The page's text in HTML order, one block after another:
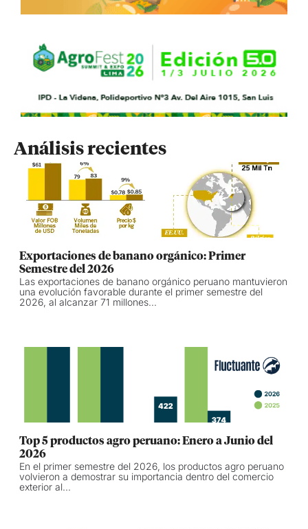
Análisis recientes
Exportaciones de banano orgánico: Primer
Semestre del 2026
Las exportaciones de banano orgánico peruano mantuvieron
una evolución favorable durante el primer semestre del
2026, al alcanzar 71 millones...
Top 5 productos agro peruano: Enero a Junio del
2026
En el primer semestre del 2026, los productos agro peruano
volvieron a demostrar su importancia dentro del comercio
exterior al...